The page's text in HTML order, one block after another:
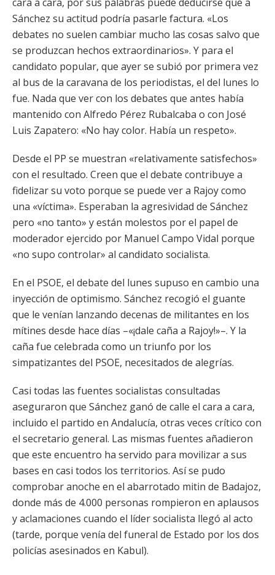
Sánchez su actitud podría pasarle factura. «Los
debates no suelen cambiar mucho las cosas salvo que
se produzcan hechos extraordinarios». Y para el
candidato popular, que ayer se subió por primera vez
al bus de la caravana de los periodistas, el del lunes lo
fue. Nada que ver con los debates que antes había
mantenido con Alfredo Pérez Rubalcaba o con José
Luis Zapatero: «No hay color. Había un respeto».
Desde el PP se muestran «relativamente satisfechos»
con el resultado. Creen que el debate contribuye a
fidelizar su voto porque se puede ver a Rajoy como
una «víctima». Esperaban la agresividad de Sánchez
pero «no tanto» y están molestos por el papel de
moderador ejercido por Manuel Campo Vidal porque
«no supo controlar» al candidato socialista.
En el PSOE, el debate del lunes supuso en cambio una
inyección de optimismo. Sánchez recogió el guante
que le venían lanzando decenas de militantes en los
mítines desde hace días –«¡dale caña a Rajoy!»–. Y la
caña fue celebrada como un triunfo por los
simpatizantes del PSOE, necesitados de alegrías.
Casi todas las fuentes socialistas consultadas
aseguraron que Sánchez ganó de calle el cara a cara,
incluido el partido en Andalucía, otras veces crítico con
el secretario general. Las mismas fuentes añadieron
que este encuentro ha servido para movilizar a sus
bases en casi todos los territorios. Así se pudo
comprobar anoche en el abarrotado mitin de Badajoz,
donde más de 4.000 personas rompieron en aplausos
y aclamaciones cuando el líder socialista llegó al acto
(tarde, porque venía del funeral de Estado por los dos
policías asesinados en Kabul).